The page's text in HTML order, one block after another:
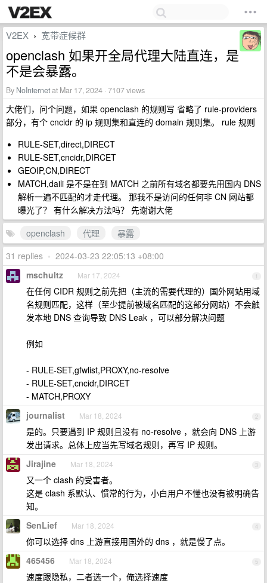
V2EX › 宽带症候群
openclash 如果开全局代理大陆直连，是
不是会暴露。
By NoInternetat Mar 17, 2024 · 7107 views
大佬们，问个问题，如果 openclash 的规则写 省略了 rule-providers
部分，有个 cncidr 的 ip 规则集和直连的 domain 规则集。 rule 规则
RULE-SET,direct,DIRECT
RULE-SET,cncidr,DIRCET
GEOIP,CN,DIRECT
MATCH,daili 是不是在到 MATCH 之前所有域名都要先用国内 DNS
解析一遍不匹配的才走代理。 那我不是访问的任何非 CN 网站都
曝光了？ 有什么解决方法吗？ 先谢谢大佬
openclash
代理
暴露
31 replies • 2024-03-23 22:05:13 +08:00
1
mschultz Mar 17, 2024
在任何 CIDR 规则之前先把（主流的需要代理的）国外网站用域
名规则匹配，这样（至少提前被域名匹配的这部分网站）不会触
发本地 DNS 查询导致 DNS Leak ，可以部分解决问题
例如
- RULE-SET,gfwlist,PROXY,no-resolve
- RULE-SET,cncidr,DIRCET
- MATCH,PROXY
2
journalist Mar 18, 2024
是的。只要遇到 IP 规则且没有 no-resolve ，就会向 DNS 上游
发出请求。总体上应当先写域名规则，再写 IP 规则。
3
Jirajine Mar 18, 2024
又一个 clash 的受害者。
这是 clash 系默认、惯常的行为，小白用户不懂也没有被明确告
知。
4
SenLief Mar 18, 2024
你可以选择 dns 上游直接用国外的 dns ，就是慢了点。
5
465456 Mar 18, 2024
速度跟隐私，二者选一个，俺选择速度